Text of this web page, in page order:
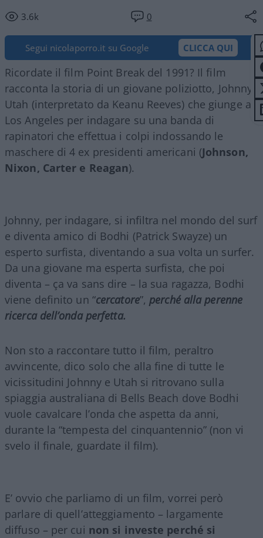
3.6k 0
Segui nicolaporro.it su Google CLICCA QUI
Ricordate il film Point Break del 1991? Il film
racconta la storia di un giovane poliziotto, Johnny
Utah (interpretato da Keanu Reeves) che giunge a
Los Angeles per indagare su una banda di
rapinatori che effettua i colpi indossando le
maschere di 4 ex presidenti americani (Johnson,
Nixon, Carter e Reagan).
Johnny, per indagare, si infiltra nel mondo del surf
e diventa amico di Bodhi (Patrick Swayze) un
esperto surfista, diventando a sua volta un surfer.
Da una giovane ma esperta surfista, che poi
diventa – ça va sans dire – la sua ragazza, Bodhi
viene definito un “cercatore”,perché alla perenne
ricerca dell’onda perfetta.
Non sto a raccontare tutto il film, peraltro
avvincente, dico solo che alla fine di tutte le
vicissitudini Johnny e Utah si ritrovano sulla
spiaggia australiana di Bells Beach dove Bodhi
vuole cavalcare l’onda che aspetta da anni,
durante la “tempesta del cinquantennio” (non vi
svelo il finale, guardate il film).
E’ ovvio che parliamo di un film, vorrei però
parlare di quell’atteggiamento – largamente
diffuso – per cui non si investe perché si